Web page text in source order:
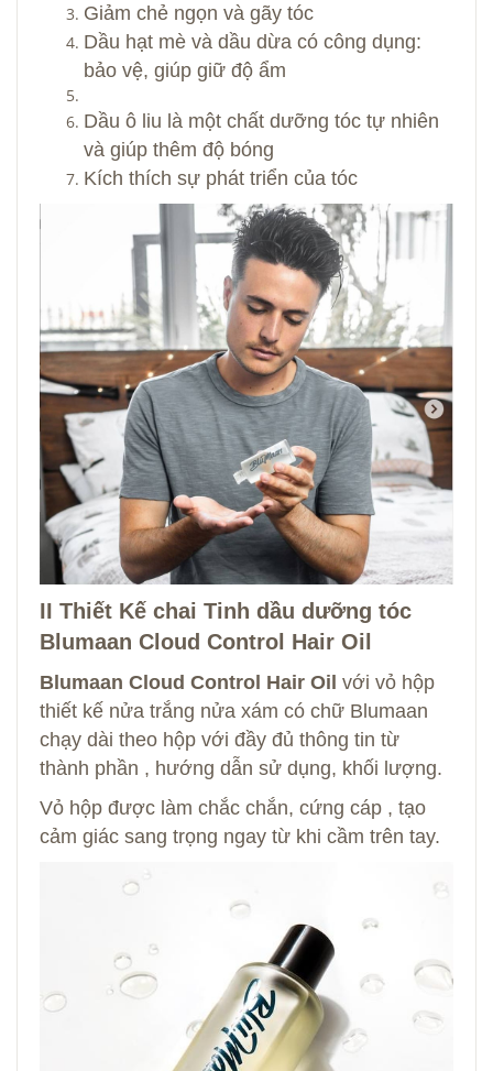
Giảm chẻ ngọn và gãy tóc
Dầu hạt mè và dầu dừa có công dụng:
bảo vệ, giúp giữ độ ẩm
Dầu ô liu là một chất dưỡng tóc tự nhiên
và giúp thêm độ bóng
Kích thích sự phát triển của tóc
II Thiết Kế chai Tinh dầu dưỡng tóc
Blumaan Cloud Control Hair Oil
Blumaan Cloud Control Hair Oil với vỏ hộp
thiết kế nửa trắng nửa xám có chữ Blumaan
chạy dài theo hộp với đầy đủ thông tin từ
thành phần , hướng dẫn sử dụng, khối lượng.
Vỏ hộp được làm chắc chắn, cứng cáp , tạo
cảm giác sang trọng ngay từ khi cầm trên tay.